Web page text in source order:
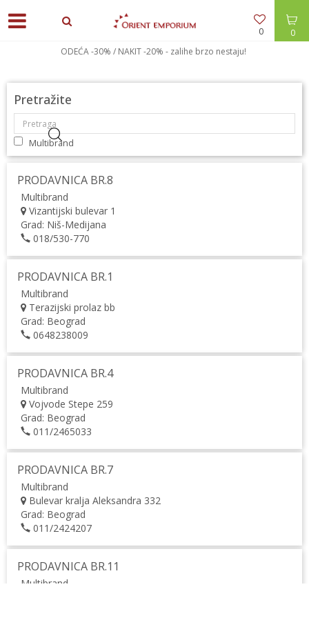
0
0
ODEĆA -30% / NAKIT -20% - zalihe brzo nestaju!
Pretražite
Multibrand
PRODAVNICA BR.8
Multibrand
Vizantijski bulevar 1
Grad: Niš-Medijana
018/530-770
PRODAVNICA BR.1
Multibrand
Terazijski prolaz bb
Grad: Beograd
0648238009
PRODAVNICA BR.4
Multibrand
Vojvode Stepe 259
Grad: Beograd
011/2465033
PRODAVNICA BR.7
Multibrand
Bulevar kralja Aleksandra 332
Grad: Beograd
011/2424207
PRODAVNICA BR.11
Multibrand